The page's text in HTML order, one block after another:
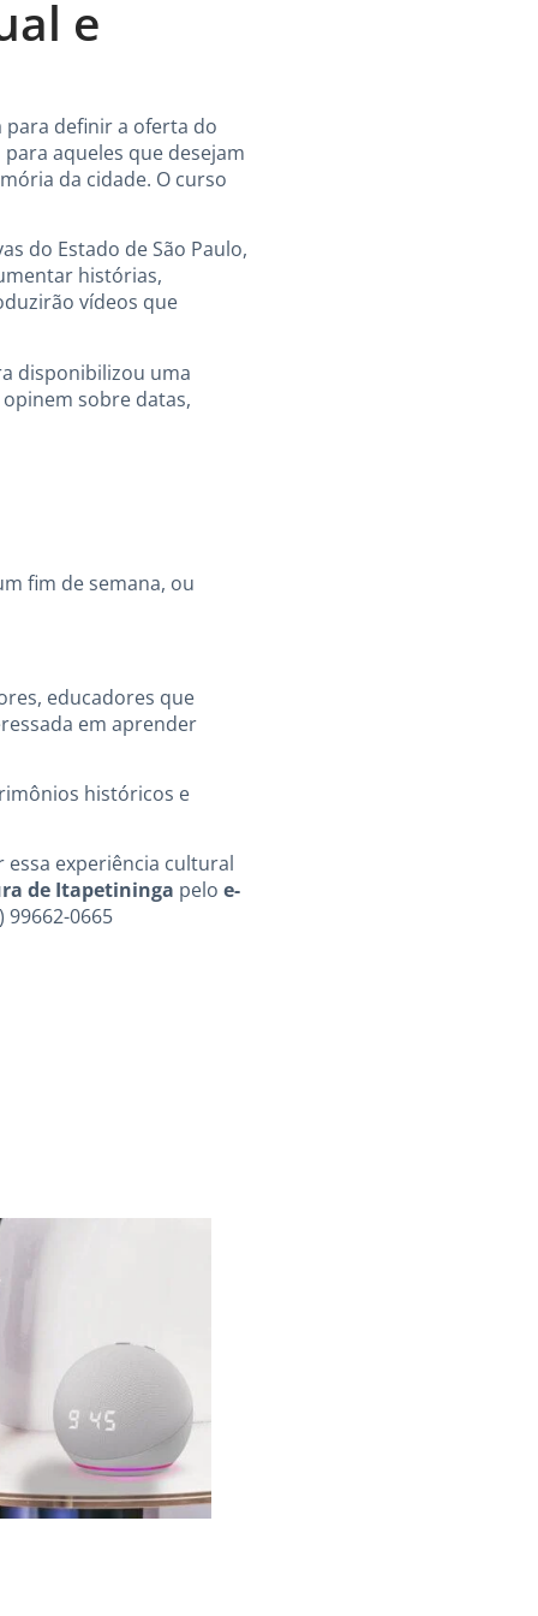
e
para definir a oferta do
aqueles que desejam
da cidade. O curso
do Estado de São Paulo,
histórias,
vídeos que
disponibilizou uma
sobre datas,
fim de semana, ou
educadores que
em aprender
históricos e
experiência cultural
de Itapetininga pelo e-
0665